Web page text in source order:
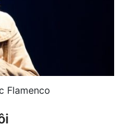
Flamenco